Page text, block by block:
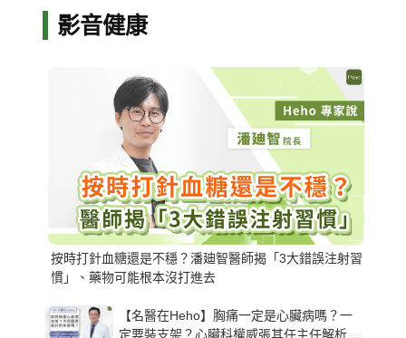
影音健康
按時打針血糖還是不穩？潘廸智醫師揭「3大錯誤注射習
慣」、藥物可能根本沒打進去
【名醫在Heho】胸痛一定是心臟病嗎？一
定要裝支架？心臟科權威張其任主任解析支